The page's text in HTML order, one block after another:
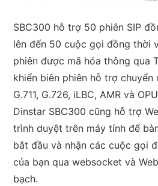
SBC300 hỗ trợ 50 phiên SIP
lên đến 50 cuộc gọi đồng thời
phiên được mã hóa thông qua
khiển biên phiên hỗ trợ chuyển
G.711, G.726, iLBC, AMR và
Dinstar SBC300 cũng hỗ trợ
trình duyệt trên máy tính để
bắt đầu và nhận các cuộc gọi
của bạn qua websocket và
bạch.